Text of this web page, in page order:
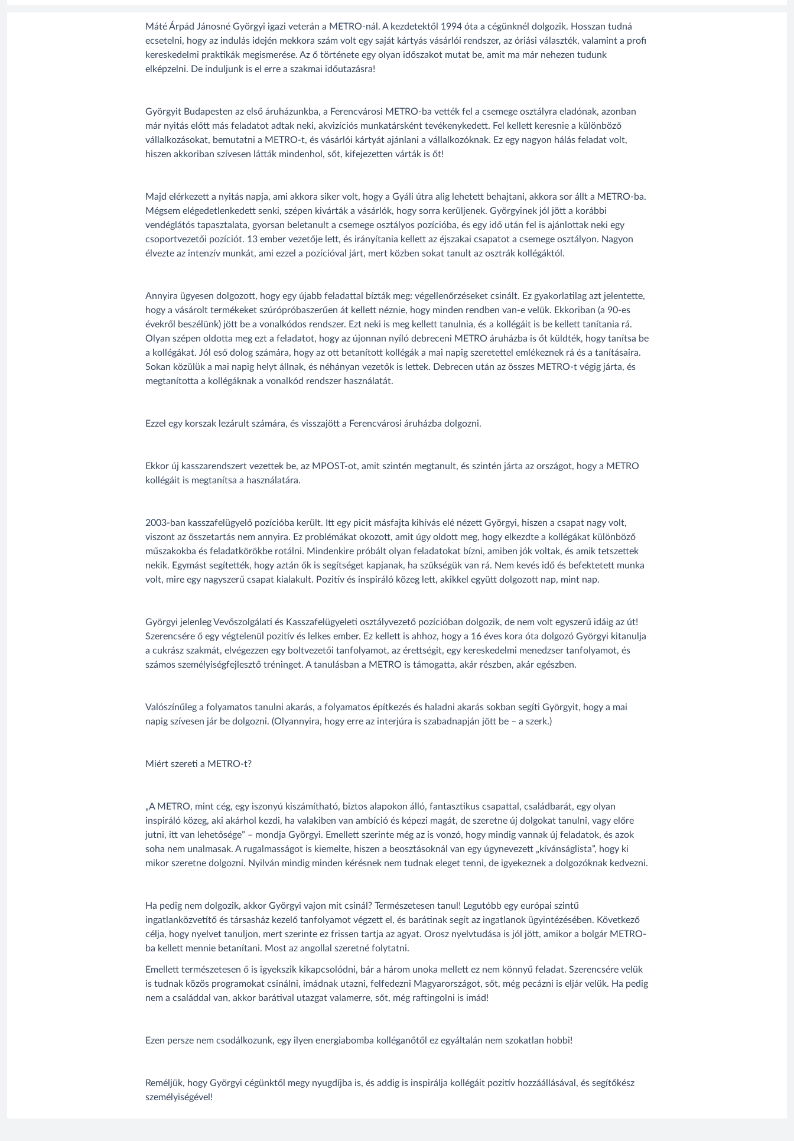
Máté Árpád Jánosné Györgyi igazi veterán a METRO-nál. A kezdetektől 1994 óta a cégünknél dolgozik. Hosszan tudná
ecsetelni, hogy az indulás idején mekkora szám volt egy saját kártyás vásárlói rendszer, az óriási választék, valamint a profi
kereskedelmi praktikák megismerése. Az ő története egy olyan időszakot mutat be, amit ma már nehezen tudunk
elképzelni. De induljunk is el erre a szakmai időutazásra!
Györgyit Budapesten az első áruházunkba, a Ferencvárosi METRO-ba vették fel a csemege osztályra eladónak, azonban
már nyitás előtt más feladatot adtak neki, akvizíciós munkatársként tevékenykedett. Fel kellett keresnie a különböző
vállalkozásokat, bemutatni a METRO-t, és vásárlói kártyát ajánlani a vállalkozóknak. Ez egy nagyon hálás feladat volt,
hiszen akkoriban szívesen látták mindenhol, sőt, kifejezetten várták is őt!
Majd elérkezett a nyitás napja, ami akkora siker volt, hogy a Gyáli útra alig lehetett behajtani, akkora sor állt a METRO-ba.
Mégsem elégedetlenkedett senki, szépen kivárták a vásárlók, hogy sorra kerüljenek. Györgyinek jól jött a korábbi
vendéglátós tapasztalata, gyorsan beletanult a csemege osztályos pozícióba, és egy idő után fel is ajánlottak neki egy
csoportvezetői pozíciót. 13 ember vezetője lett, és irányítania kellett az éjszakai csapatot a csemege osztályon. Nagyon
élvezte az intenzív munkát, ami ezzel a pozícióval járt, mert közben sokat tanult az osztrák kollégáktól.
Annyira ügyesen dolgozott, hogy egy újabb feladattal bízták meg: végellenőrzéseket csinált. Ez gyakorlatilag azt jelentette,
hogy a vásárolt termékeket szúrópróbaszerűen át kellett néznie, hogy minden rendben van-e velük. Ekkoriban (a 90-es
évekről beszélünk) jött be a vonalkódos rendszer. Ezt neki is meg kellett tanulnia, és a kollégáit is be kellett tanítania rá.
Olyan szépen oldotta meg ezt a feladatot, hogy az újonnan nyíló debreceni METRO áruházba is őt küldték, hogy tanítsa be
a kollégákat. Jól eső dolog számára, hogy az ott betanított kollégák a mai napig szeretettel emlékeznek rá és a tanításaira.
Sokan közülük a mai napig helyt állnak, és néhányan vezetők is lettek. Debrecen után az összes METRO-t végig járta, és
megtanította a kollégáknak a vonalkód rendszer használatát.
Ezzel egy korszak lezárult számára, és visszajött a Ferencvárosi áruházba dolgozni.
Ekkor új kasszarendszert vezettek be, az MPOST-ot, amit szintén megtanult, és szintén járta az országot, hogy a METRO
kollégáit is megtanítsa a használatára.
2003-ban kasszafelügyelő pozícióba került. Itt egy picit másfajta kihívás elé nézett Györgyi, hiszen a csapat nagy volt,
viszont az összetartás nem annyira. Ez problémákat okozott, amit úgy oldott meg, hogy elkezdte a kollégákat különböző
műszakokba és feladatkörökbe rotálni. Mindenkire próbált olyan feladatokat bízni, amiben jók voltak, és amik tetszettek
nekik. Egymást segítették, hogy aztán ők is segítséget kapjanak, ha szükségük van rá. Nem kevés idő és befektetett munka
volt, mire egy nagyszerű csapat kialakult. Pozitív és inspiráló közeg lett, akikkel együtt dolgozott nap, mint nap.
Györgyi jelenleg Vevőszolgálati és Kasszafelügyeleti osztályvezető pozícióban dolgozik, de nem volt egyszerű idáig az út!
Szerencsére ő egy végtelenül pozitív és lelkes ember. Ez kellett is ahhoz, hogy a 16 éves kora óta dolgozó Györgyi kitanulja
a cukrász szakmát, elvégezzen egy boltvezetői tanfolyamot, az érettségit, egy kereskedelmi menedzser tanfolyamot, és
számos személyiségfejlesztő tréninget. A tanulásban a METRO is támogatta, akár részben, akár egészben.
Valószínűleg a folyamatos tanulni akarás, a folyamatos építkezés és haladni akarás sokban segíti Györgyit, hogy a mai
napig szívesen jár be dolgozni. (Olyannyira, hogy erre az interjúra is szabadnapján jött be – a szerk.)
Miért szereti a METRO-t?
„A METRO, mint cég, egy iszonyú kiszámítható, biztos alapokon álló, fantasztikus csapattal, családbarát, egy olyan
inspiráló közeg, aki akárhol kezdi, ha valakiben van ambíció és képezi magát, de szeretne új dolgokat tanulni, vagy előre
jutni, itt van lehetősége” – mondja Györgyi. Emellett szerinte még az is vonzó, hogy mindig vannak új feladatok, és azok
soha nem unalmasak. A rugalmasságot is kiemelte, hiszen a beosztásoknál van egy úgynevezett „kívánságlista”, hogy ki
mikor szeretne dolgozni. Nyilván mindig minden kérésnek nem tudnak eleget tenni, de igyekeznek a dolgozóknak kedvezni.
Ha pedig nem dolgozik, akkor Györgyi vajon mit csinál? Természetesen tanul! Legutóbb egy európai szintű
ingatlanközvetítő és társasház kezelő tanfolyamot végzett el, és barátinak segít az ingatlanok ügyintézésében. Következő
célja, hogy nyelvet tanuljon, mert szerinte ez frissen tartja az agyat. Orosz nyelvtudása is jól jött, amikor a bolgár METRO-
ba kellett mennie betanítani. Most az angollal szeretné folytatni.
Emellett természetesen ő is igyekszik kikapcsolódni, bár a három unoka mellett ez nem könnyű feladat. Szerencsére velük
is tudnak közös programokat csinálni, imádnak utazni, felfedezni Magyarországot, sőt, még pecázni is eljár velük. Ha pedig
nem a családdal van, akkor barátival utazgat valamerre, sőt, még raftingolni is imád!
Ezen persze nem csodálkozunk, egy ilyen energiabomba kolléganőtől ez egyáltalán nem szokatlan hobbi!
Reméljük, hogy Györgyi cégünktől megy nyugdíjba is, és addig is inspirálja kollégáit pozitív hozzáállásával, és segítőkész
személyiségével!